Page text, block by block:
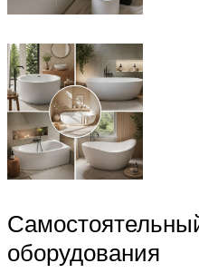
оборудования